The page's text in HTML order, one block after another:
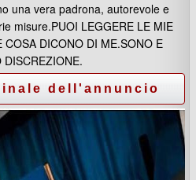
una vera padrona, autorevole e
misure.PUOI LEGGERE LE MIE
COSA DICONO DI ME.SONO E
DISCREZIONE.